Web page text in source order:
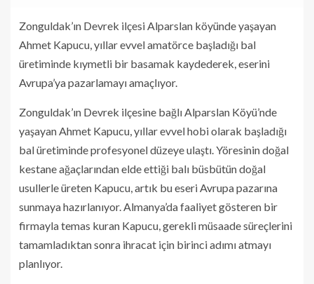
Zonguldak’ın Devrek ilçesi Alparslan köyünde yaşayan
Ahmet Kapucu, yıllar evvel amatörce başladığı bal
üretiminde kıymetli bir basamak kaydederek, eserini
Avrupa’ya pazarlamayı amaçlıyor.
Zonguldak’ın Devrek ilçesine bağlı Alparslan Köyü’nde
yaşayan Ahmet Kapucu, yıllar evvel hobi olarak başladığı
bal üretiminde profesyonel düzeye ulaştı. Yöresinin doğal
kestane ağaçlarından elde ettiği balı büsbütün doğal
usullerle üreten Kapucu, artık bu eseri Avrupa pazarına
sunmaya hazırlanıyor. Almanya’da faaliyet gösteren bir
firmayla temas kuran Kapucu, gerekli müsaade süreçlerini
tamamladıktan sonra ihracat için birinci adımı atmayı
planlıyor.